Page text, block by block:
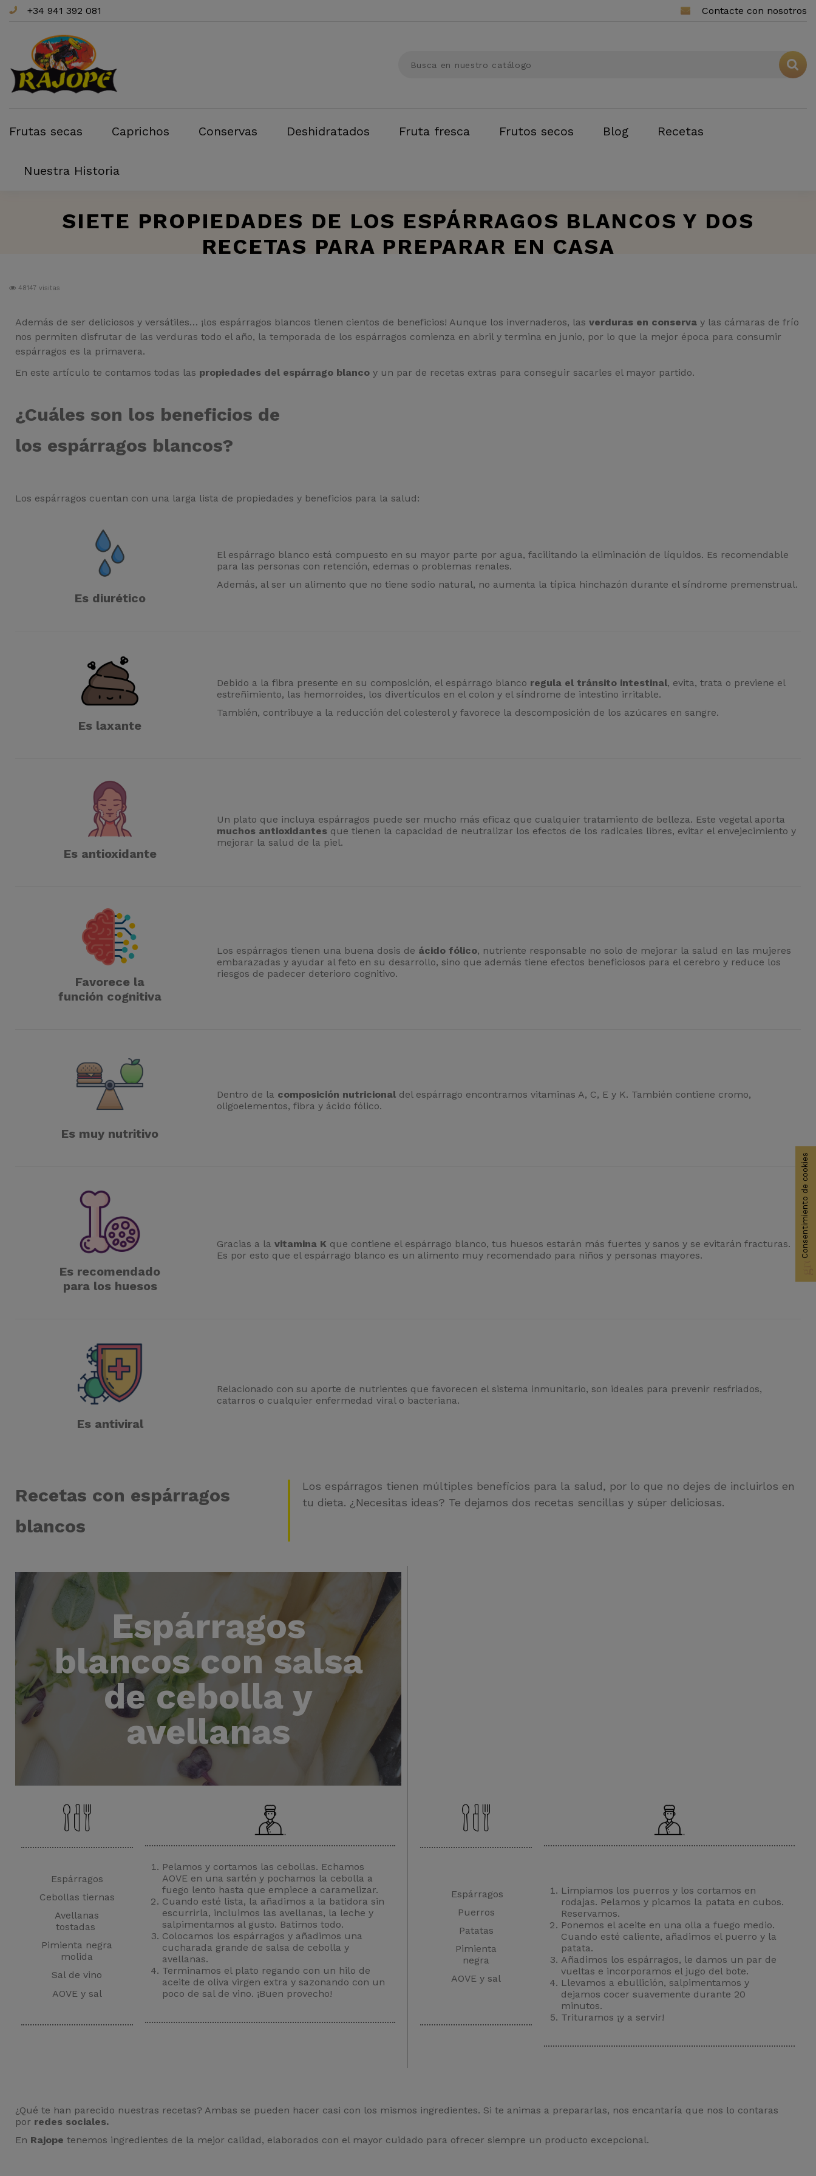
+34 941 392 081 Contacte con nosotros
Frutas secas Caprichos Conservas Deshidratados Fruta fresca Frutos secos Blog Recetas
Nuestra Historia
SIETE PROPIEDADES DE LOS ESPÁRRAGOS BLANCOS Y DOS
RECETAS PARA PREPARAR EN CASA
48147 visitas
Además de ser deliciosos y versátiles… ¡los espárragos blancos tienen cientos de beneficios! Aunque los invernaderos, las verduras en conserva y las cámaras de frío
nos permiten disfrutar de las verduras todo el año, la temporada de los espárragos comienza en abril y termina en junio, por lo que la mejor época para consumir
espárragos es la primavera.
En este artículo te contamos todas las propiedades del espárrago blanco y un par de recetas extras para conseguir sacarles el mayor partido.
¿Cuáles son los beneficios de
los espárragos blancos?
Los espárragos cuentan con una larga lista de propiedades y beneficios para la salud:
Es diurético
El espárrago blanco está compuesto en su mayor parte por agua, facilitando la eliminación de líquidos. Es recomendable
para las personas con retención, edemas o problemas renales.
Además, al ser un alimento que no tiene sodio natural, no aumenta la típica hinchazón durante el síndrome premenstrual.
Es laxante
Debido a la fibra presente en su composición, el espárrago blanco regula el tránsito intestinal, evita, trata o previene el
estreñimiento, las hemorroides, los divertículos en el colon y el síndrome de intestino irritable.
También, contribuye a la reducción del colesterol y favorece la descomposición de los azúcares en sangre.
Es antioxidante
Un plato que incluya espárragos puede ser mucho más eficaz que cualquier tratamiento de belleza. Este vegetal aporta
muchos antioxidantes que tienen la capacidad de neutralizar los efectos de los radicales libres, evitar el envejecimiento y
mejorar la salud de la piel.
Favorece la
función cognitiva
Los espárragos tienen una buena dosis de ácido fólico, nutriente responsable no solo de mejorar la salud en las mujeres
embarazadas y ayudar al feto en su desarrollo, sino que además tiene efectos beneficiosos para el cerebro y reduce los
riesgos de padecer deterioro cognitivo.
Es muy nutritivo
Dentro de la composición nutricional del espárrago encontramos vitaminas A, C, E y K. También contiene cromo,
oligoelementos, fibra y ácido fólico.
Es recomendado
para los huesos
Gracias a la vitamina K que contiene el espárrago blanco, tus huesos estarán más fuertes y sanos y se evitarán fracturas.
Es por esto que el espárrago blanco es un alimento muy recomendado para niños y personas mayores.
Es antiviral
Relacionado con su aporte de nutrientes que favorecen el sistema inmunitario, son ideales para prevenir resfriados,
catarros o cualquier enfermedad viral o bacteriana.
Recetas con espárragos
blancos
Los espárragos tienen múltiples beneficios para la salud, por lo que no dejes de incluirlos en
tu dieta. ¿Necesitas ideas? Te dejamos dos recetas sencillas y súper deliciosas.
Espárragos
blancos con salsa
de cebolla y
avellanas
Espárragos
Cebollas tiernas
Avellanas
tostadas
Pimienta negra
molida
Sal de vino
AOVE y sal
Pelamos y cortamos las cebollas. Echamos
AOVE en una sartén y pochamos la cebolla a
fuego lento hasta que empiece a caramelizar.
Cuando esté lista, la añadimos a la batidora sin
escurrirla, incluimos las avellanas, la leche y
salpimentamos al gusto. Batimos todo.
Colocamos los espárragos y añadimos una
cucharada grande de salsa de cebolla y
avellanas.
Terminamos el plato regando con un hilo de
aceite de oliva virgen extra y sazonando con un
poco de sal de vino. ¡Buen provecho!
Espárragos
Puerros
Patatas
Pimienta
negra
AOVE y sal
Limpiamos los puerros y los cortamos en
rodajas. Pelamos y picamos la patata en cubos.
Reservamos.
Ponemos el aceite en una olla a fuego medio.
Cuando esté caliente, añadimos el puerro y la
patata.
Añadimos los espárragos, le damos un par de
vueltas e incorporamos el jugo del bote.
Llevamos a ebullición, salpimentamos y
dejamos cocer suavemente durante 20
minutos.
Trituramos ¡y a servir!
¿Qué te han parecido nuestras recetas? Ambas se pueden hacer casi con los mismos ingredientes. Si te animas a prepararlas, nos encantaría que nos lo contaras
por redes sociales.
En Rajope tenemos ingredientes de la mejor calidad, elaborados con el mayor cuidado para ofrecer siempre un producto excepcional.
group_work
Consentimiento de cookies